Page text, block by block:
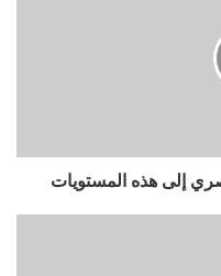
إلى هذه المستويات